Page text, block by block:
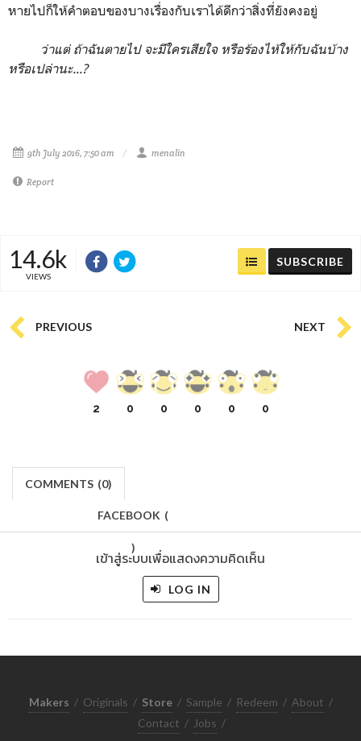
หายไปก็ให้คำตอบของบางเรื่องกับเราได้ดีกว่าสิ่งที่ยังคงอยู่
ว่าแต่ ถ้าฉันตายไป จะมีใครเสียใจ หรือร้องไห้ให้กับฉันบ้าง
หรือเปล่านะ...?
9th July 2016, 7:50 am menalin
Report
14.6k
VIEWS
SUBSCRIBE
PREVIOUS NEXT
2 0 0 0 0 0
COMMENTS (0)
FACEBOOK (
)
เข้าสู่ระบบเพื่อแสดงความคิดเห็น
LOG IN
Makers / Originals / Store / Sample / Redeem / About /
Contact / Jobs /